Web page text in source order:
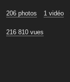
206 photos 1 vidéo
216 810 vues